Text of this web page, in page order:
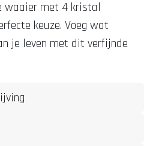
waaier met 4 kristal
keuze. Voeg wat
je leven met dit verfijnde